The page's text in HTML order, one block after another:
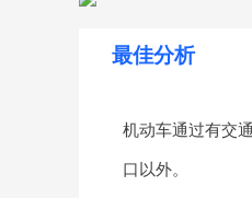
最佳分析
机动车通过有交
口以外。